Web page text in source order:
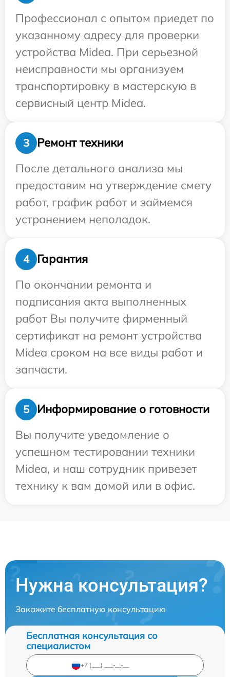
Профессионал с опытом приедет по
указанному адресу для проверки
устройства Midea. При серьезной
неисправности мы организуем
транспортировку в мастерскую в
сервисный центр Midea.
3
Ремонт техники
После детального анализа мы
предоставим на утверждение смету
работ, график работ и займемся
устранением неполадок.
4
Гарантия
По окончании ремонта и
подписания акта выполненных
работ Вы получите фирменный
сертификат на ремонт устройства
Midea сроком на все виды работ и
запчасти.
5
Информирование о готовности
Вы получите уведомление о
успешном тестировании техники
Midea, и наш сотрудник привезет
технику к вам домой или в офис.
Нужна консультация?
Закажите бесплатную консультацию
Бесплатная консультация со
специалистом